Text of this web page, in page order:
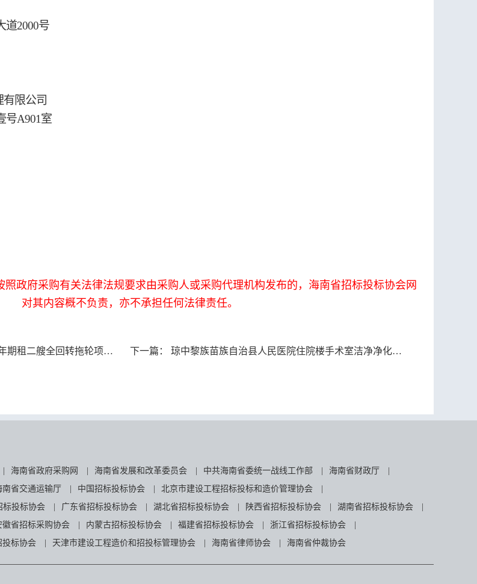
道2000号
限公司
号A901室
政府采购有关法律法规要求由采购人或采购代理机构发布的，海南省招标投标协会网
对其内容概不负责，亦不承担任何法律责任。
轮项目B包（二次招标）中标结果公告 下一篇： 琼中黎族苗族自治县人民医院住院楼手术室洁净净化系统维护保养服务采购-成交结果公告
海南省政府采购网 海南省发展和改革委员会 中共海南省委统一战线工作部 海南省财政厅
南省交通运输厅 中国招标投标协会 北京市建设工程招标投标和造价管理协会
标投标协会 广东省招标投标协会 湖北省招标投标协会 陕西省招标投标协会 湖南省招标投标协会
徽省招标采购协会 内蒙古招标投标协会 福建省招标投标协会 浙江省招标投标协会
投标协会 天津市建设工程造价和招投标管理协会 海南省律师协会 海南省仲裁协会